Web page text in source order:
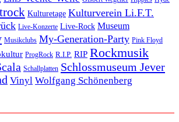
Kulturetage Kulturverein Li.F.T.
Live-Konzerte Live-Rock Museum
Musikclubs My-Generation-Party Pink Floyd
ProgRock R.I.P. RIP Rockmusik
Schallplatten Schlossmuseum Jever
Vinyl Wolfgang Schönenberg